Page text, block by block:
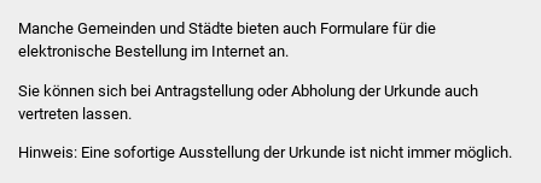
Schulen
Kindergärten
Manche Gemeinden und Städte bieten auch Formulare für die
elektronische Bestellung im Internet an.
Sie können sich bei Antragstellung oder Abholung der Urkunde auch
vertreten lassen.
Hinweis:Eine sofortige Ausstellung der Urkunde ist nicht immer möglich.